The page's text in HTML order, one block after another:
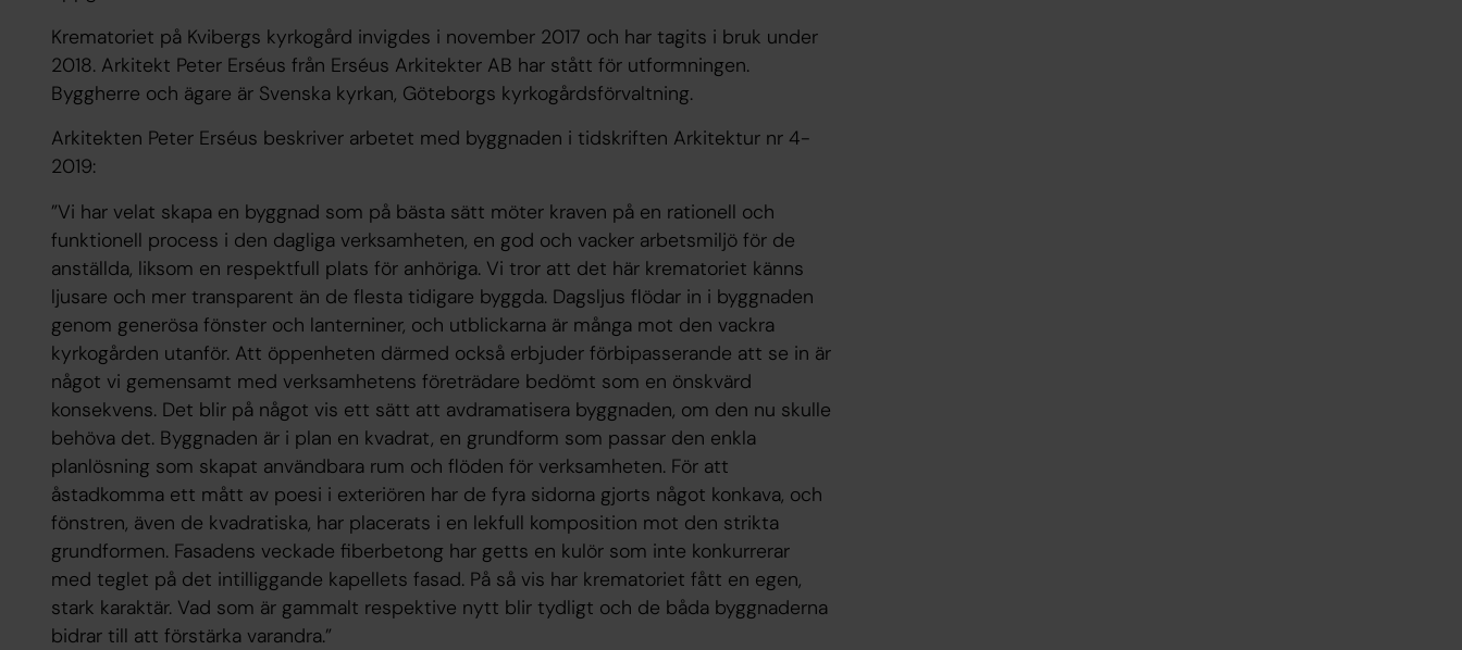
Krematoriet på Kvibergs kyrkogård invigdes i november 2017 och har tagits i bruk under
2018. Arkitekt Peter Erséus från Erséus Arkitekter AB har stått för utformningen.
Byggherre och ägare är Svenska kyrkan, Göteborgs kyrkogårdsförvaltning.
Arkitekten Peter Erséus beskriver arbetet med byggnaden i tidskriften Arkitektur nr 4-
2019:
”Vi har velat skapa en byggnad som på bästa sätt möter kraven på en rationell och
funktionell process i den dagliga verksamheten, en god och vacker arbetsmiljö för de
anställda, liksom en respektfull plats för anhöriga. Vi tror att det här krematoriet känns
ljusare och mer transparent än de flesta tidigare byggda. Dagsljus flödar in i byggnaden
genom generösa fönster och lanterniner, och utblickarna är många mot den vackra
kyrkogården utanför. Att öppenheten därmed också erbjuder förbipasserande att se in är
något vi gemensamt med verksamhetens företrädare bedömt som en önskvärd
konsekvens. Det blir på något vis ett sätt att avdramatisera byggnaden, om den nu skulle
behöva det. Byggnaden är i plan en kvadrat, en grundform som passar den enkla
planlösning som skapat användbara rum och flöden för verksamheten. För att
åstadkomma ett mått av poesi i exteriören har de fyra sidorna gjorts något konkava, och
fönstren, även de kvadratiska, har placerats i en lekfull komposition mot den strikta
grundformen. Fasadens veckade fiberbetong har getts en kulör som inte konkurrerar
med teglet på det intilliggande kapellets fasad. På så vis har krematoriet fått en egen,
stark karaktär. Vad som är gammalt respektive nytt blir tydligt och de båda byggnaderna
bidrar till att förstärka varandra.”